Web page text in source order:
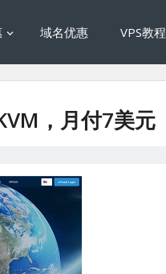
域名优惠 VPS教程
，月付7美元